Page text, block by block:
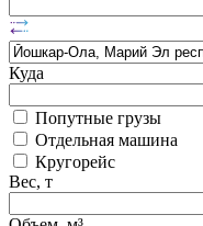
Куда
Попутные грузы
Отдельная машина
Кругорейс
Вес, т